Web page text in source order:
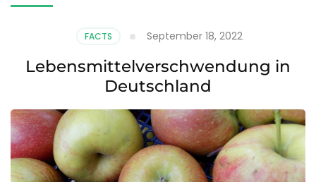
FACTS September 18, 2022
Lebensmittelverschwendung in
Deutschland